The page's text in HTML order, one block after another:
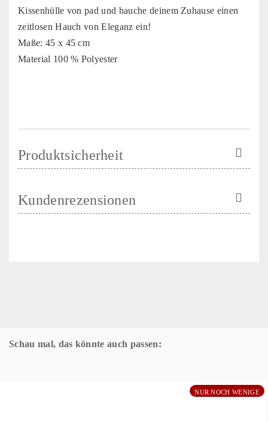
Kissenhülle von pad und hauche deinem Zuhause einen
zeitlosen Hauch von Eleganz ein!
Maße: 45 x 45 cm
Material 100 % Polyester
Produktsicherheit
Kundenrezensionen
Schau mal, das könnte auch passen:
NUR NOCH WENIGE